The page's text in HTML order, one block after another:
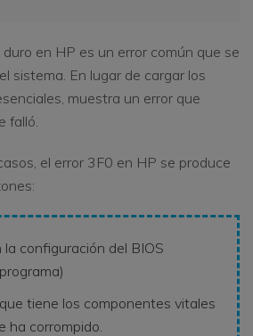
en HP es un error común que se
sistema. En lugar de cargar los
muestra un error que
falló.
el error 3F0 en HP se produce
la configuración del BIOS
tiene los componentes vitales
ha corrompido.